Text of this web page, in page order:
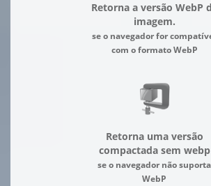
Retorna a versão WebP
imagem.
se o navegador for
com o formato WebP
Retorna uma versão
compactada sem webp
se o navegador não suporta
WebP